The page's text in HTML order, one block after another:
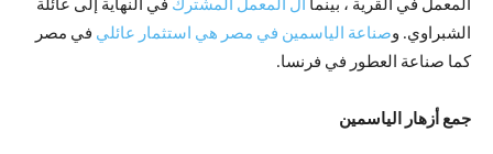
المعمل في القرية ، بينما آل المعمل المشترك في النهاية إلى عائلة
الشبراوي. وصناعة الياسمين في مصر هي استثمار عائلي في مصر
كما صناعة العطور في فرنسا.
جمع أزهار الياسمين